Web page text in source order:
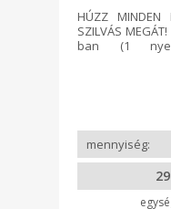
HÚZZ MINDEN
SZILVÁS
ban (1
oroszlán része
tartalmaz
mentes,
teljesértékű
tartalmazza)
élelmiszer,